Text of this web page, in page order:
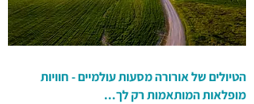
הטיולים של אורורה מסעות עולמיים - חוויות
מופלאות המותאמות רק לך...